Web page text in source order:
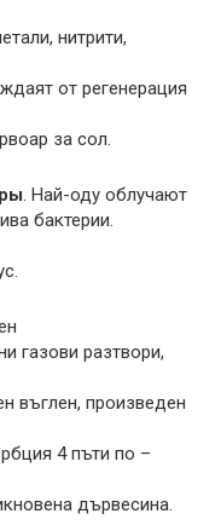
нитрити,
от регенерация
за сол.
. Най-оду облучают
бактерии.
газови разтвори,
въглен, произведен
4 пъти по –
дървесина.